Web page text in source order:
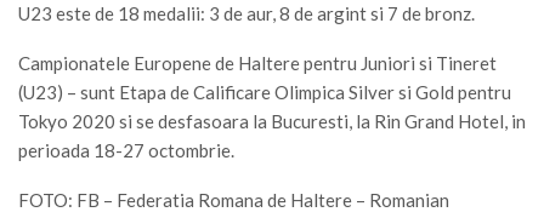
U23 este de 18 medalii: 3 de aur, 8 de argint si 7 de bronz.
Campionatele Europene de Haltere pentru Juniori si Tineret
(U23) – sunt Etapa de Calificare Olimpica Silver si Gold pentru
Tokyo 2020 si se desfasoara la Bucuresti, la Rin Grand Hotel, in
perioada 18-27 octombrie.
FOTO: FB – Federatia Romana de Haltere – Romanian